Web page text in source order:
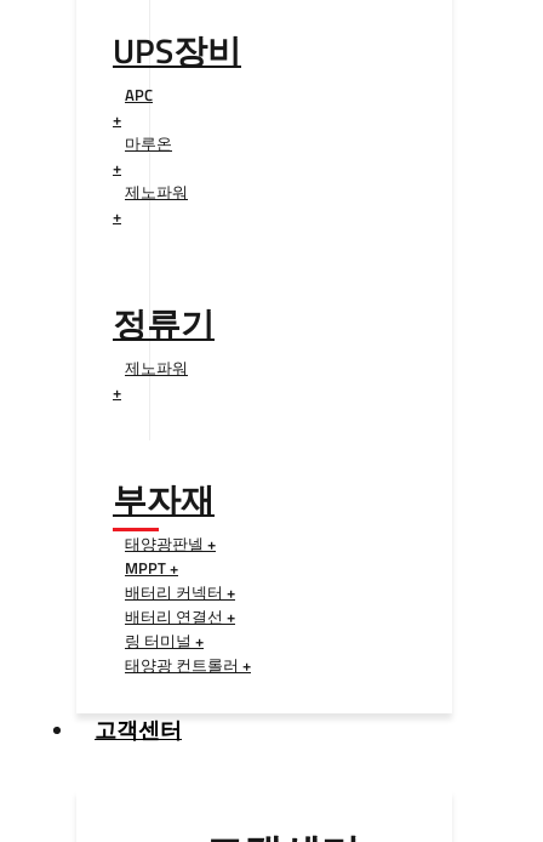
UPS장비
APC
+
마루온
+
제노파워
+
정류기
제노파워
+
부자재
태양광판넬 +
MPPT +
배터리 커넥터 +
배터리 연결선 +
링 터미널 +
태양광 컨트롤러 +
고객센터